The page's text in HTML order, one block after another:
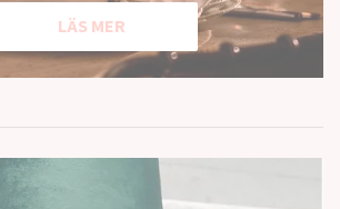
LÄS MER